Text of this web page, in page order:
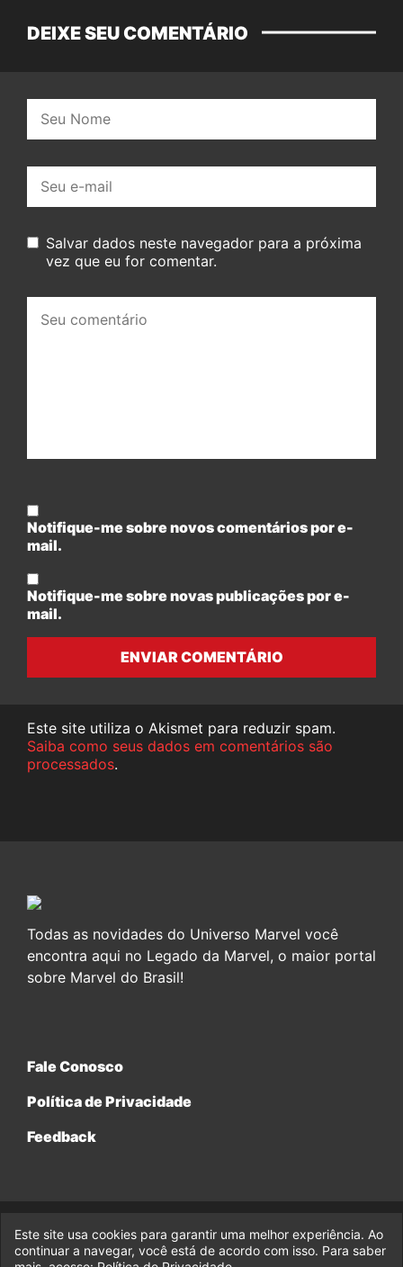
DEIXE SEU COMENTÁRIO
mail:
Salvar dados neste navegador para a próxima
vez que eu for comentar.
comentário:
Notifique-me sobre novos comentários por e-
mail.
Notifique-me sobre novas publicações por e-
mail.
ENVIAR COMENTÁRIO
Este site utiliza o Akismet para reduzir spam.
Saiba como seus dados em comentários são
processados.
Todas as novidades do Universo Marvel você
encontra aqui no Legado da Marvel, o maior portal
sobre Marvel do Brasil!
Fale Conosco
Política de Privacidade
Feedback
© 2017-2026 Legado da Marvel, uma empresa da Legado
Enterprises.
Este site usa cookies para garantir uma melhor experiência. Ao
continuar a navegar, você está de acordo com isso. Para saber